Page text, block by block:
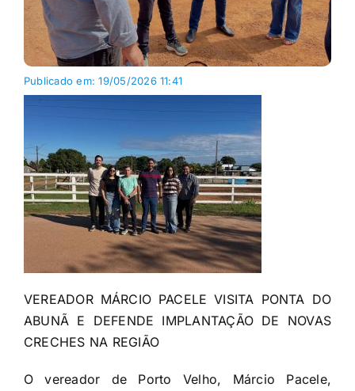
Publicado em: 19/05/2026 11:41
VEREADOR MÁRCIO PACELE VISITA PONTA DO
ABUNÃ E DEFENDE IMPLANTAÇÃO DE NOVAS
CRECHES NA REGIÃO
O vereador de Porto Velho, Márcio Pacele,